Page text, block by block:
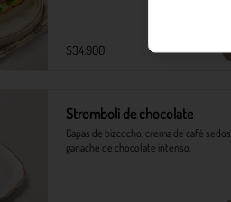
$34.900
Stromboli de chocolate
Capas de bizcocho, crema de café
ganache de chocolate intenso.